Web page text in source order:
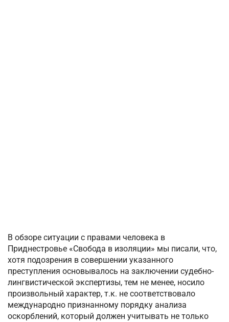
В обзоре ситуации с правами человека в
Приднестровье «Свобода в изоляции» мы писали, что,
хотя подозрения в совершении указанного
преступления основывалось на заключении судебно-
лингвистической экспертизы, тем не менее, носило
произвольный характер, т.к. не соответствовало
международно признанному порядку анализа
оскорблений, который должен учитывать не только